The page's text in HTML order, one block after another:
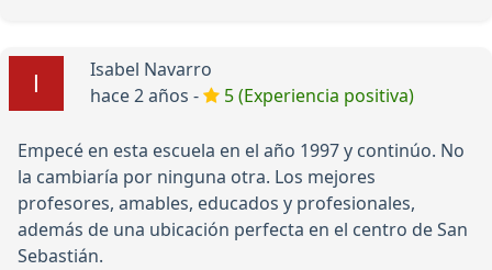
Isabel Navarro
hace 2 años -
5 (Experiencia positiva)
Empecé en esta escuela en el año 1997 y continúo. No
la cambiaría por ninguna otra. Los mejores
profesores, amables, educados y profesionales,
además de una ubicación perfecta en el centro de San
Sebastián.